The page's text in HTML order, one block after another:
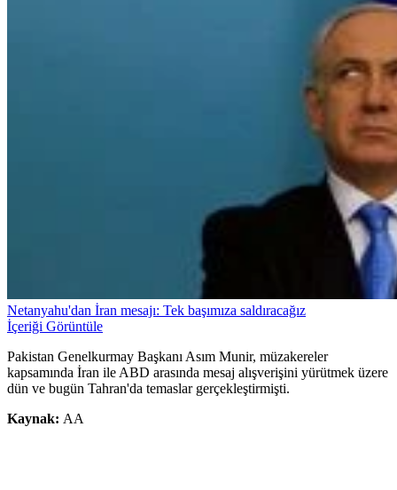
Netanyahu'dan İran mesajı: Tek başımıza saldıracağız
İçeriği Görüntüle
Pakistan Genelkurmay Başkanı Asım Munir, müzakereler
kapsamında İran ile ABD arasında mesaj alışverişini yürütmek üzere
dün ve bugün Tahran'da temaslar gerçekleştirmişti.
Kaynak: AA